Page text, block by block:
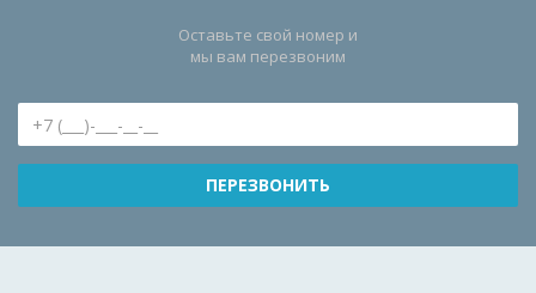
Оставьте свой номер и
мы вам перезвоним